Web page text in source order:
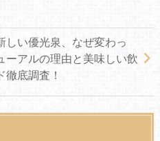
しい優光泉、なぜ変わっ
ーアルの理由と美味しい飲
徹底調査！